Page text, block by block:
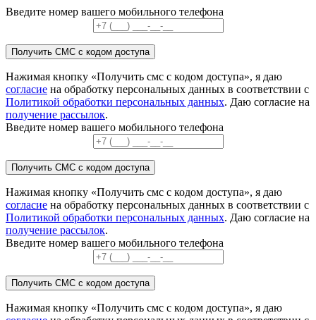
Введите номер вашего мобильного телефона
Получить СМС с кодом доступа
Нажимая кнопку «Получить смс с кодом доступа», я даю
согласие на обработку персональных данных в соответствии с
Политикой обработки персональных данных. Даю согласие на
получение рассылок.
Введите номер вашего мобильного телефона
Получить СМС с кодом доступа
Нажимая кнопку «Получить смс с кодом доступа», я даю
согласие на обработку персональных данных в соответствии с
Политикой обработки персональных данных. Даю согласие на
получение рассылок.
Введите номер вашего мобильного телефона
Получить СМС с кодом доступа
Нажимая кнопку «Получить смс с кодом доступа», я даю